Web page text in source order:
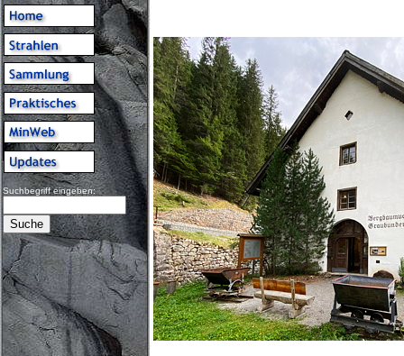
Suchbegriff eingeben: